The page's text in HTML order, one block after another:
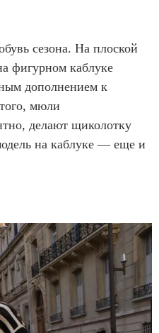
сезона. На плоской
фигурном каблуке
дополнением к
мюли
делают щиколотку
на каблуке — еще и